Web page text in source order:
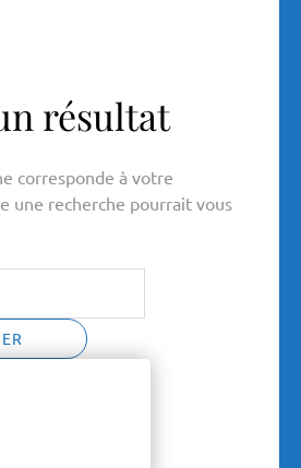
résultat
corresponde à votre
une recherche pourrait vous